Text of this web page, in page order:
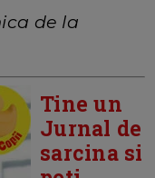
de la
Tine un
Jurnal de
sarcina si